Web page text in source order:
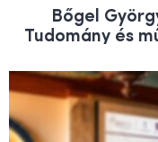
Bőgel
Tudomány és